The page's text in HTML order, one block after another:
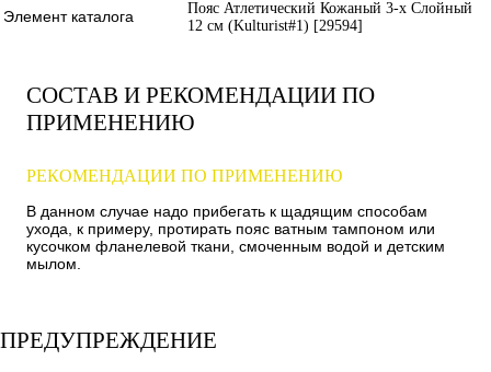
Элемент каталога
Пояс Атлетический Кожаный 3-х Слойный
12 см (Kulturist#1) [29594]
СОСТАВ И РЕКОМЕНДАЦИИ ПО
ПРИМЕНЕНИЮ
РЕКОМЕНДАЦИИ ПО ПРИМЕНЕНИЮ
В данном случае надо прибегать к щадящим способам
ухода, к примеру, протирать пояс ватным тампоном или
кусочком фланелевой ткани, смоченным водой и детским
мылом.
ПРЕДУПРЕЖДЕНИЕ